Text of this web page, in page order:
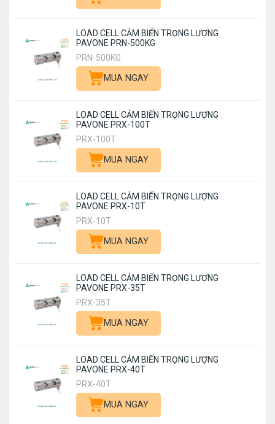
LOAD CELL CẢM BIẾN TRỌNG LƯỢNG
PAVONE PRN-500KG
PRN-500KG
MUA NGAY
LOAD CELL CẢM BIẾN TRỌNG LƯỢNG
PAVONE PRX-100T
PRX-100T
MUA NGAY
LOAD CELL CẢM BIẾN TRỌNG LƯỢNG
PAVONE PRX-10T
PRX-10T
MUA NGAY
LOAD CELL CẢM BIẾN TRỌNG LƯỢNG
PAVONE PRX-35T
PRX-35T
MUA NGAY
LOAD CELL CẢM BIẾN TRỌNG LƯỢNG
PAVONE PRX-40T
PRX-40T
MUA NGAY